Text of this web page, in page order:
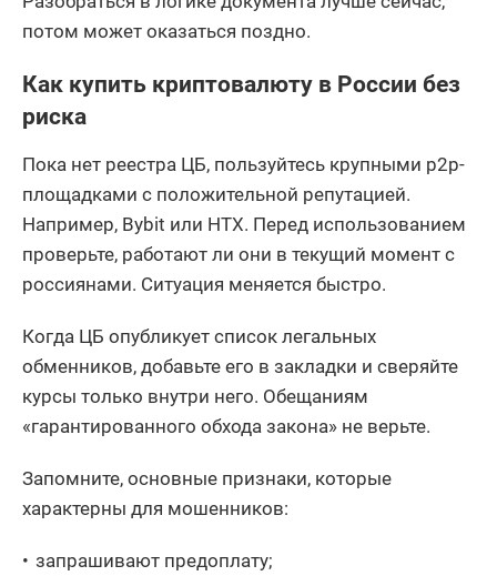
потом может оказаться поздно.
Как купить криптовалюту в России без
риска
Пока нет реестра ЦБ, пользуйтесь крупными p2p-
площадками с положительной репутацией.
Например, Bybit или HTX. Перед использованием
проверьте, работают ли они в текущий момент с
россиянами. Ситуация меняется быстро.
Когда ЦБ опубликует список легальных
обменников, добавьте его в закладки и сверяйте
курсы только внутри него. Обещаниям
«гарантированного обхода закона» не верьте.
Запомните, основные признаки, которые
характерны для мошенников:
запрашивают предоплату;